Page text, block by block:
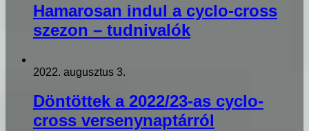
Hamarosan indul a cyclo-cross
szezon – tudnivalók
2022. augusztus 3.
Döntöttek a 2022/23-as cyclo-
cross versenynaptárról